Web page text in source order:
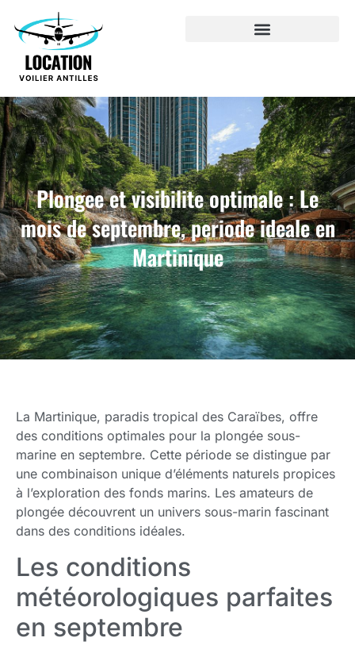
Plongee et visibilite optimale : Le
mois de septembre, periode ideale en
Martinique
La Martinique, paradis tropical des Caraïbes, offre
des conditions optimales pour la plongée sous-
marine en septembre. Cette période se distingue par
une combinaison unique d’éléments naturels propices
à l’exploration des fonds marins. Les amateurs de
plongée découvrent un univers sous-marin fascinant
dans des conditions idéales.
Les conditions
météorologiques parfaites
en septembre